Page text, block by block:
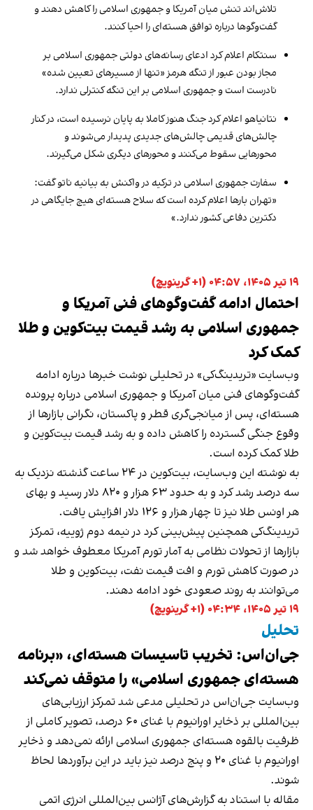
تلاش‌اند تنش میان آمریکا و جمهوری اسلامی را کاهش دهند و
گفت‌وگوها درباره توافق هسته‌ای را احیا کنند.
سنتکام اعلام کرد ادعای رسانه‌های دولتی جمهوری اسلامی بر
مجاز بودن عبور از تنگه هرمز «تنها از مسیرهای تعیین شده»
نادرست است و جمهوری اسلامی بر این تنگه کنترلی ندارد.
نتانیاهو اعلام کرد جنگ هنوز کاملا به پایان نرسیده است، در کنار
چالش‌های قدیمی چالش‌های جدیدی پدیدار می‌شوند و
محورهایی سقوط می‌کنند و محورهای دیگری شکل می‌گیرند.
سفارت جمهوری اسلامی در ترکیه در واکنش به بیانیه ناتو گفت:
«تهران بارها اعلام کرده است که سلاح هسته‌ای هیچ جایگاهی در
دکترین دفاعی کشور ندارد.»
۱۹ تیر ۱۴۰۵، ۰۴:۵۷ (‎+۱ گرینویچ)
احتمال ادامه گفت‌وگوهای فنی آمریکا و
جمهوری اسلامی به رشد قیمت بیت‌کوین و طلا
کمک کرد
وب‌سایت «تریدینگ‌کی» در تحلیلی نوشت خبرها درباره ادامه
گفت‌وگوهای فنی میان آمریکا و جمهوری اسلامی درباره پرونده
هسته‌ای، پس از میانجی‌گری قطر و پاکستان، نگرانی بازارها از
وقوع جنگی گسترده را کاهش داده و به رشد قیمت بیت‌کوین و
طلا کمک کرده است.
به نوشته این وب‌سایت، بیت‌کوین در ۲۴ ساعت گذشته نزدیک به
سه درصد رشد کرد و به حدود ۶۳ هزار و ۸۲۰ دلار رسید و بهای
هر اونس طلا نیز تا چهار هزار و ۱۲۶ دلار افزایش یافت.
تریدینگ‌کی همچنین پیش‌بینی کرد در نیمه دوم ژوییه، تمرکز
بازارها از تحولات نظامی به آمار تورم آمریکا معطوف خواهد شد و
در صورت کاهش تورم و افت قیمت نفت، بیت‌کوین و طلا
می‌توانند به روند صعودی خود ادامه دهند.
۱۹ تیر ۱۴۰۵، ۰۴:۳۴ (‎+۱ گرینویچ)
تحلیل
جی‌ان‌اس: تخریب تاسیسات هسته‌ای، «برنامه
هسته‌ای جمهوری اسلامی» را متوقف نمی‌کند
وب‌سایت جی‌ان‌اس در تحلیلی مدعی شد تمرکز ارزیابی‌های
بین‌المللی بر ذخایر اورانیوم با غنای ۶۰ درصد، تصویر کاملی از
ظرفیت بالقوه هسته‌ای جمهوری اسلامی ارائه نمی‌دهد و ذخایر
اورانیوم با غنای ۲۰ و پنج درصد نیز باید در این برآوردها لحاظ
شوند.
مقاله با استناد به گزارش‌های آژانس بین‌المللی انرژی اتمی